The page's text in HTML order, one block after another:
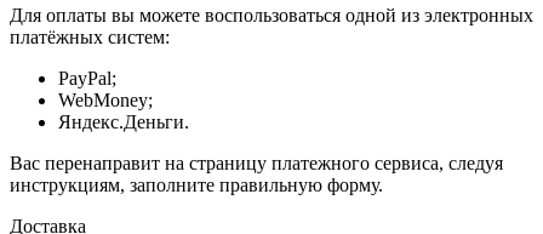
Для оплаты вы можете воспользоваться одной из электронных
платёжных систем:
PayPal;
WebMoney;
Яндекс.Деньги.
Вас перенаправит на страницу платежного сервиса, следуя
инструкциям, заполните правильную форму.
Доставка